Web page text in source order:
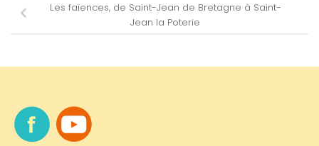
Les faïences, de Saint-Jean de Bretagne à Saint-
Jean la Poterie